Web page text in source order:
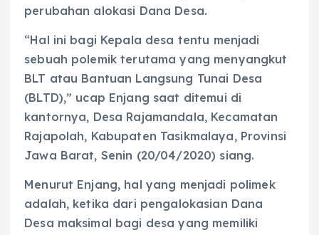
perubahan alokasi Dana Desa.
“Hal ini bagi Kepala desa tentu menjadi
sebuah polemik terutama yang menyangkut
BLT atau Bantuan Langsung Tunai Desa
(BLTD),” ucap Enjang saat ditemui di
kantornya, Desa Rajamandala, Kecamatan
Rajapolah, Kabupaten Tasikmalaya, Provinsi
Jawa Barat, Senin (20/04/2020) siang.
Menurut Enjang, hal yang menjadi polimek
adalah, ketika dari pengalokasian Dana
Desa maksimal bagi desa yang memiliki